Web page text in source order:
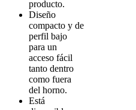
producto.
Diseño
compacto y de
perfil bajo
para un
acceso fácil
tanto dentro
como fuera
del horno.
Está